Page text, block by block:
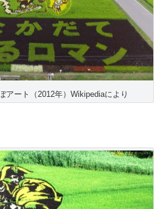
アート（2012年）Wikipediaにより